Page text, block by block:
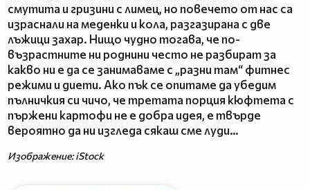
смутита и гризини с лимец, но повечето от нас са
израснали на меденки и кола, разгазирана с две
лъжици захар. Нищо чудно тогава, че по-
възрастните ни роднини често не разбират за
какво ни е да се занимаваме с „разни там“ фитнес
режими и диети. Ако пък се опитаме да убедим
пълничкия си чичо, че третата порция кюфтета с
пържени картофи не е добра идея, е твърде
вероятно да ни изгледа сякаш сме луди…
Изображение: iStock